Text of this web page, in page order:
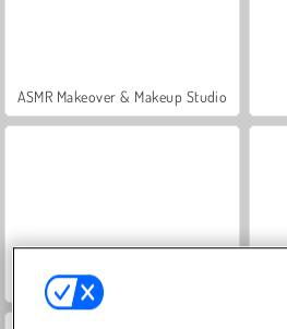
ASMR Makeover & Makeup Studio
Farm Merge Valley